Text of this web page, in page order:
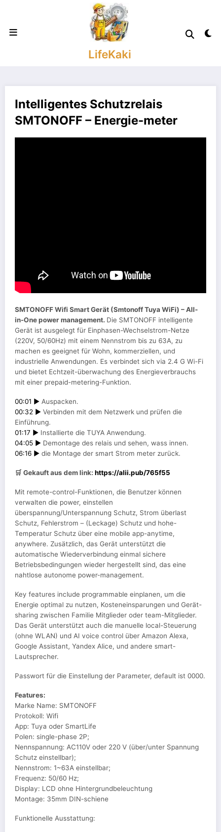
LifeKaki
Intelligentes Schutzrelais
SMTONOFF – Energie-meter
SMTONOFF Wifi Smart Gerät (Smtonoff Tuya WiFi) – All-
in-One power management. Die SMTONOFF intelligente
Gerät ist ausgelegt für Einphasen-Wechselstrom-Netze
(220V, 50/60Hz) mit einem Nennstrom bis zu 63A, zu
machen es geeignet für Wohn, kommerziellen, und
industrielle Anwendungen. Es verbindet sich via 2.4 G Wi-Fi
und bietet Echtzeit-überwachung des Energieverbrauchs
mit einer prepaid-metering-Funktion.
00:01 ► Auspacken.
00:32 ► Verbinden mit dem Netzwerk und prüfen die
Einführung.
01:17 ► Installierte die TUYA Anwendung.
04:05 ► Demontage des relais und sehen, wass innen.
06:16 ► die Montage der smart Strom meter zurück.
🛒 Gekauft aus dem link: https://alii.pub/765f55
Mit remote-control-Funktionen, die Benutzer können
verwalten die power, einstellen
überspannung/Unterspannung Schutz, Strom überlast
Schutz, Fehlerstrom – (Leckage) Schutz und hohe-
Temperatur Schutz über eine mobile app-anytime,
anywhere. Zusätzlich, das Gerät unterstützt die
automatische Wiederverbindung einmal sichere
Betriebsbedingungen wieder hergestellt sind, das eine
nahtlose autonome power-management.
Key features include programmable einplanen, um die
Energie optimal zu nutzen, Kosteneinsparungen und Gerät-
sharing zwischen Familie Mitglieder oder team-Mitglieder.
Das Gerät unterstützt auch die manuelle local-Steuerung
(ohne WLAN) und AI voice control über Amazon Alexa,
Google Assistant, Yandex Alice, und andere smart-
Lautsprecher.
Passwort für die Einstellung der Parameter, default ist 0000.
Features:
Marke Name: SMTONOFF
Protokoll: Wifi
App: Tuya oder SmartLife
Polen: single-phase 2P;
Nennspannung: AC110V oder 220 V (über/unter Spannung
Schutz einstellbar);
Nennstrom: 1~63A einstellbar;
Frequenz: 50/60 Hz;
Display: LCD ohne Hintergrundbeleuchtung
Montage: 35mm DIN-schiene
Funktionelle Ausstattung: